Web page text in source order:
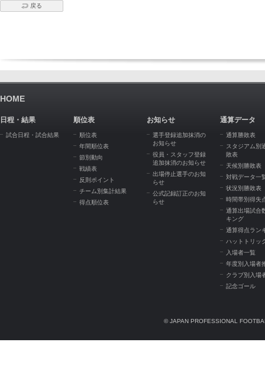
戻る
HOME
日程・結果
試合日程・試合結果
順位表
順位表
年間順位表
節別動向
戦績表
反則ポイント
チーム別集計結果
得点順位表
お知らせ
選手登録追加抹消の
お知らせ
役員・スタッフ登録
追加抹消のお知らせ
出場停止選手のお知
らせ
公式記録訂正のお知
らせ
通算データ
通算勝敗表
スタジアム別
敗表
天候別勝敗表
対戦データ一
状況別勝敗表
時間帯別得失
通算出場試合
キング
通算得点ラン
ハットトリッ
入場者一覧
年度別入場者
クラブ別入場
記念ゴール
© JAPAN PROFESSIONAL